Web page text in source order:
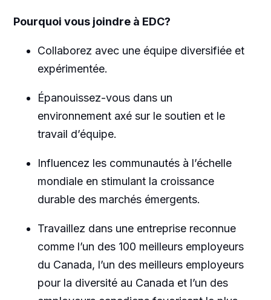
Pourquoi vous joindre à EDC?
Collaborez avec une équipe diversifiée et
expérimentée.
Épanouissez-vous dans un
environnement axé sur le soutien et le
travail d’équipe.
Influencez les communautés à l’échelle
mondiale en stimulant la croissance
durable des marchés émergents.
Travaillez dans une entreprise reconnue
comme l’un des 100 meilleurs employeurs
du Canada, l’un des meilleurs employeurs
pour la diversité au Canada et l’un des